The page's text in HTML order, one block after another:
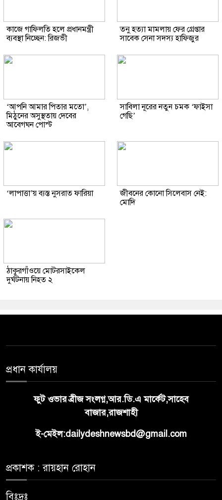
কাজে গাফিলতি হলে প্রধানমন্ত্রী
ব্যবস্থা নিচ্ছেন: রিজভী
তনু হত্যা মামলায় ফের গ্রেপ্তার
সাবেক সেনা সদস্য হাফিজুর
‘আপনি আমার পিতার মতো’,
মিঠুনের অসুস্থতায় দেবের
আবেগঘন পোস্ট
সাবিলা নূরের নতুন চমক ‘ফাইসা
গেছি’
‘লাপাত্তা’য় ব্যস্ত নুসরাত ফারিয়া
জীবনের কোনো সিলেবাস নেই:
মোদি
ঠাকুরগাঁওয়ে মোটরসাইকেল
দুর্ঘটনায় নিহত ২
প্রধান কার্যালয়
ফুট ওভার ব্রীজ সংলগ্ন,আর.ডি.এ মার্কেট,সাহেব
বাজার,রাজশাহী
ই-মেইল:dailydeshnewsbd@gmail.com
প্রকাশক : রায়হান রোহান
বিঃদ্রঃ